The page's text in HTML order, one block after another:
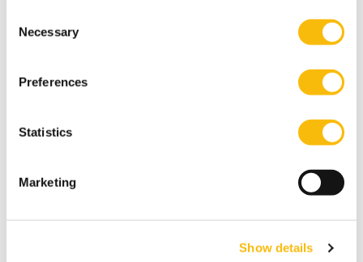
Selection
Necessary
Preferences
Statistics
Marketing
Show details
bedrijvenmarkt of neem contact op met ons op
DIGITALE BEDRIJVENMARKT
bovenaan de pagina, je hoeft hier enkel je
algemene contactgegevens in te vullen.